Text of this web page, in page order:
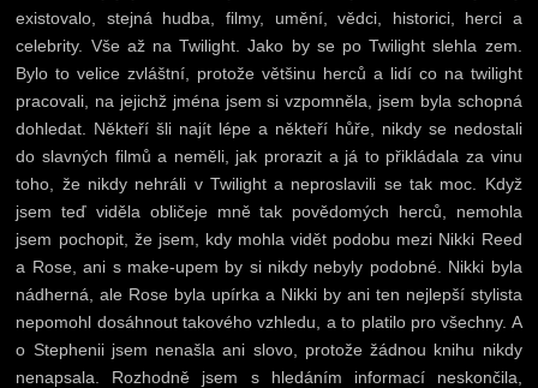
existovalo, stejná hudba, filmy, umění, vědci, historici, herci a
celebrity. Vše až na Twilight. Jako by se po Twilight slehla zem.
Bylo to velice zvláštní, protože většinu herců a lidí co na twilight
pracovali, na jejichž jména jsem si vzpomněla, jsem byla schopná
dohledat. Někteří šli najít lépe a někteří hůře, nikdy se nedostali
do slavných filmů a neměli, jak prorazit a já to přikládala za vinu
toho, že nikdy nehráli v Twilight a neproslavili se tak moc. Když
jsem teď viděla obličeje mně tak povědomých herců, nemohla
jsem pochopit, že jsem, kdy mohla vidět podobu mezi Nikki Reed
a Rose, ani s make-upem by si nikdy nebyly podobné. Nikki byla
nádherná, ale Rose byla upírka a Nikki by ani ten nejlepší stylista
nepomohl dosáhnout takového vzhledu, a to platilo pro všechny. A
o Stephenii jsem nenašla ani slovo, protože žádnou knihu nikdy
nenapsala. Rozhodně jsem s hledáním informací neskončila,